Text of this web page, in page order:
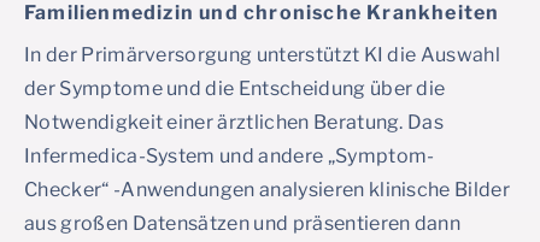
Familienmedizin und chronische Krankheiten
In der Primärversorgung unterstützt KI die Auswahl
der Symptome und die Entscheidung über die
Notwendigkeit einer ärztlichen Beratung. Das
Infermedica-System und andere „Symptom-
Checker“ -Anwendungen analysieren klinische Bilder
aus großen Datensätzen und präsentieren dann